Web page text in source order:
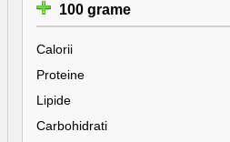
100 grame
Calorii
Proteine
Lipide
Carbohidrati